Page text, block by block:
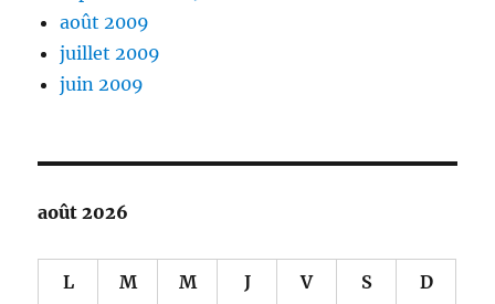
août 2009
juillet 2009
juin 2009
août 2026
L M M J V S D